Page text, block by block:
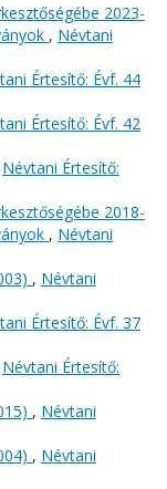
2023-
, Névtani
Értesítő: Évf. 44
Értesítő: Évf. 42
Névtani Értesítő:
2018-
, Névtani
, Névtani
Értesítő: Évf. 37
Névtani Értesítő:
, Névtani
, Névtani